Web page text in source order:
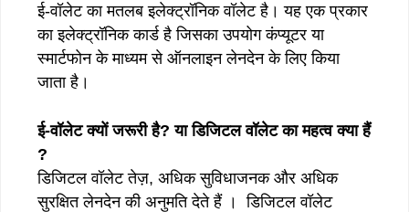
ई-वॉलेट का मतलब इलेक्ट्रॉनिक वॉलेट है। यह एक प्रकार
का इलेक्ट्रॉनिक कार्ड है जिसका उपयोग कंप्यूटर या
स्मार्टफोन के माध्यम से ऑनलाइन लेनदेन के लिए किया
जाता है।
ई-वॉलेट क्यों जरूरी है? या डिजिटल वॉलेट का महत्व क्या हैं
?
डिजिटल वॉलेट तेज़, अधिक सुविधाजनक और अधिक
सुरक्षित लेनदेन की अनुमति देते हैं । डिजिटल वॉलेट